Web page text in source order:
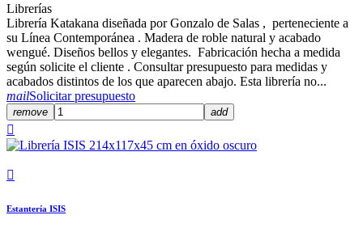
Librerías
Librería Katakana diseñada por Gonzalo de Salas , perteneciente a
su Línea Contemporánea . Madera de roble natural y acabado
wengué. Diseños bellos y elegantes. Fabricación hecha a medida
según solicite el cliente . Consultar presupuesto para medidas y
acabados distintos de los que aparecen abajo. Esta librería no...
mailSolicitar presupuesto
remove add


Estantería ISIS